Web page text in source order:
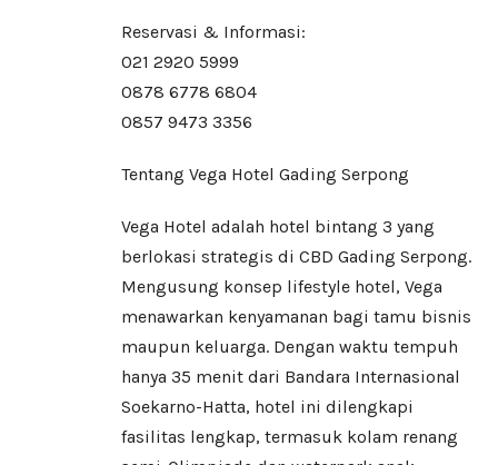
Reservasi & Informasi:
021 2920 5999
0878 6778 6804
0857 9473 3356
Tentang Vega Hotel Gading Serpong
Vega Hotel adalah hotel bintang 3 yang
berlokasi strategis di CBD Gading Serpong.
Mengusung konsep lifestyle hotel, Vega
menawarkan kenyamanan bagi tamu bisnis
maupun keluarga. Dengan waktu tempuh
hanya 35 menit dari Bandara Internasional
Soekarno-Hatta, hotel ini dilengkapi
fasilitas lengkap, termasuk kolam renang